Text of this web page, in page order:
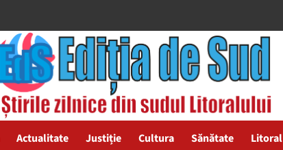
Actualitate Justiție Cultura Sănătate Litoral